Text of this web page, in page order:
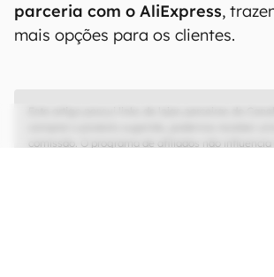
parceria com o AliExpress,
mais opções para os clientes.
comissão. O programa de afiliados não influencia